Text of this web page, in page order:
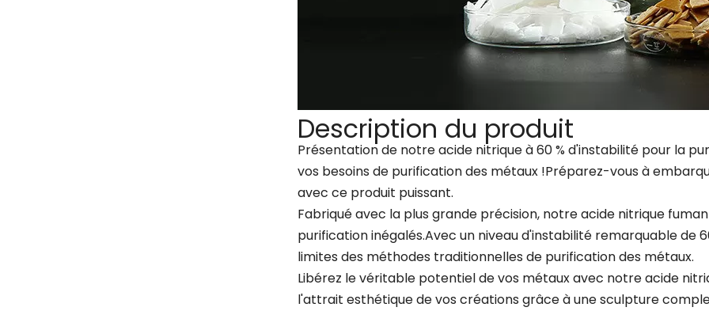
Description du produit
Présentation de notre acide nitrique à 60 % d'instabilité pour la
vos besoins de purification des métaux !Préparez-vous à
avec ce produit puissant.
Fabriqué avec la plus grande précision, notre acide nitrique
purification inégalés.Avec un niveau d'instabilité remarquable de
limites des méthodes traditionnelles de purification des métaux.
Libérez le véritable potentiel de vos métaux avec notre acide
l'attrait esthétique de vos créations grâce à une sculpture